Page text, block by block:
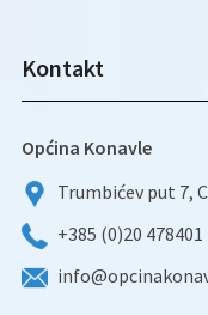
Kontakt
Općina Konavle
Trumbićev put 7,
+385 (0)20 478401